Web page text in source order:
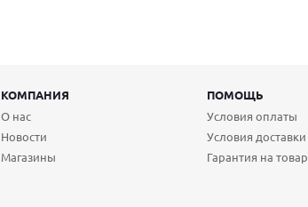
КОМПАНИЯ ПОМОЩЬ
О нас
Новости
Магазины
Условия оплаты
Условия доставки
Гарантия на товар